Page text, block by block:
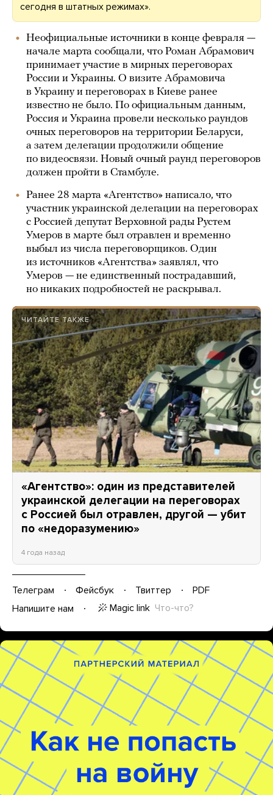
сегодня в штатных режимах».
Неофициальные источники в конце февраля —
начале марта сообщали, что Роман Абрамович
принимает участие в мирных переговорах
России и Украины. О визите Абрамовича
в Украину и переговорах в Киеве ранее
известно не было. По официальным данным,
Россия и Украина провели несколько раундов
очных переговоров на территории Беларуси,
а затем делегации продолжили общение
по видеосвязи. Новый очный раунд переговоров
должен пройти в Стамбуле.
Ранее 28 марта «Агентство» написало, что
участник украинской делегации на переговорах
с Россией депутат Верховной рады Рустем
Умеров в марте был отравлен и временно
выбыл из числа переговорщиков. Один
из источников «Агентства» заявлял, что
Умеров — не единственный пострадавший,
но никаких подробностей не раскрывал.
ЧИТАЙТЕ ТАКЖЕ
«Агентство»: один из представителей
украинской делегации на переговорах
с Россией был отравлен, другой — убит
по «недоразумению»
4 года назад
Телеграм Фейсбук Твиттер
PDF
Напишите нам
Magic link Что-что?